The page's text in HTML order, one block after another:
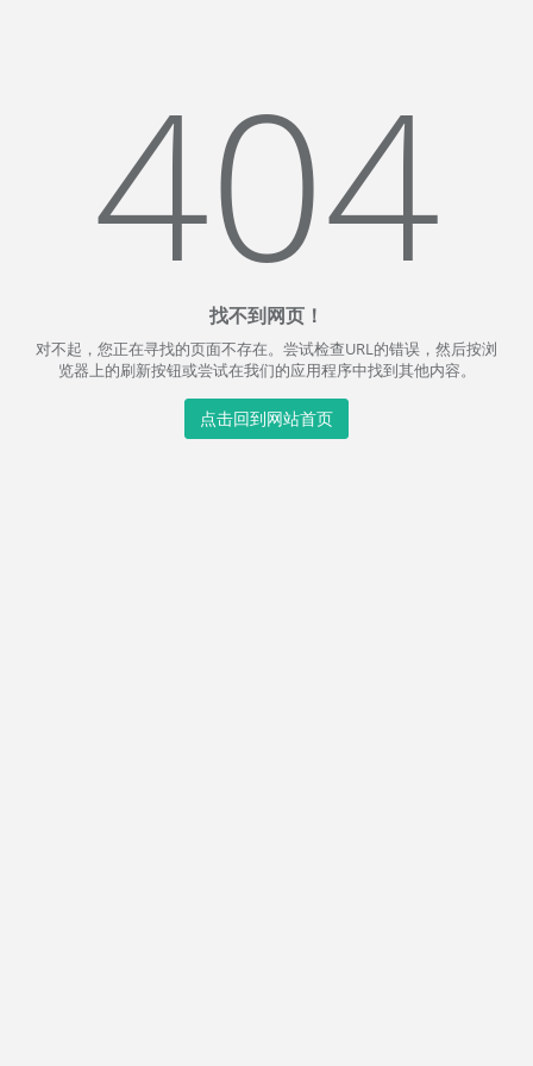
404
找不到网页！
对不起，您正在寻找的页面不存在。尝试检查URL的错误，然后按浏
览器上的刷新按钮或尝试在我们的应用程序中找到其他内容。
点击回到网站首页